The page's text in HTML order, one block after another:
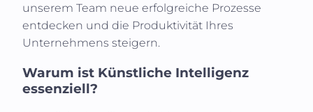
unserem Team neue erfolgreiche Prozesse
entdecken und die Produktivität Ihres
Unternehmens steigern.
Warum ist Künstliche Intelligenz
essenziell?